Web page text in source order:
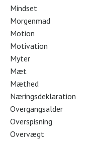
Mindset
Morgenmad
Motion
Motivation
Myter
Mæt
Mæthed
Næringsdeklaration
Overgangsalder
Overspisning
Overvægt